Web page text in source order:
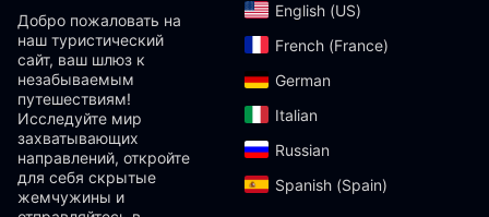
Добро пожаловать на
наш туристический
сайт, ваш шлюз к
незабываемым
путешествиям!
Исследуйте мир
захватывающих
направлений, откройте
для себя скрытые
жемчужины и
English (US)‎
French (France)‎
German‎
Italian‎
Russian‎
Spanish (Spain)‎